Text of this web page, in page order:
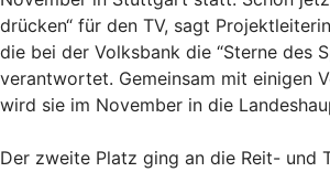
drücken“ für den TV, sagt
die bei der Volksbank die “Sterne des
verantwortet. Gemeinsam mit einigen
wird sie im November in die
Der zweite Platz ging an die Reit- und